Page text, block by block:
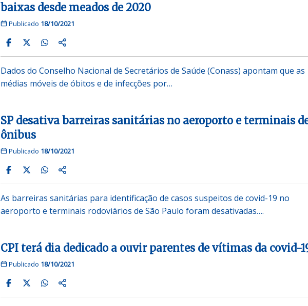
baixas desde meados de 2020
Publicado 18/10/2021
Dados do Conselho Nacional de Secretários de Saúde (Conass) apontam que as
médias móveis de óbitos e de infecções por…
SP desativa barreiras sanitárias no aeroporto e terminais
ônibus
Publicado 18/10/2021
As barreiras sanitárias para identificação de casos suspeitos de covid-19 no
aeroporto e terminais rodoviários de São Paulo foram desativadas….
CPI terá dia dedicado a ouvir parentes de vítimas da covid-
Publicado 18/10/2021